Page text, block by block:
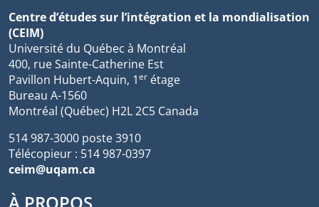
Centre d’études sur l’intégration et la mondialisation
(CEIM)
Université du Québec à Montréal
400, rue Sainte-Catherine Est
Pavillon Hubert-Aquin, 1er étage
Bureau A-1560
Montréal (Québec) H2L 2C5 Canada
514 987-3000 poste 3910
Télécopieur : 514 987-0397
ceim@uqam.ca
À PROPOS